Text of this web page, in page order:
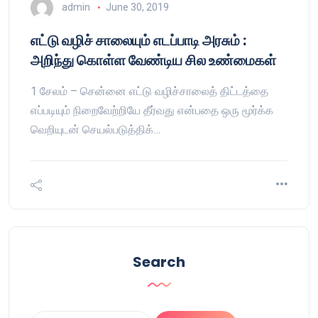
admin June 30, 2019
எட்டு வழிச் சாலையும் எடப்பாடி அரசும் :
அறிந்து கொள்ள வேண்டிய சில உண்மைகள்
1 சேலம் – சென்னை எட்டு வழிச்சாலைத் திட்டத்தை
எப்படியும் நிறைவேற்றியே தீர்வது என்பதை ஒரு மூர்க்க
வெறியுடன் செயல்படுத்திக்…
Search